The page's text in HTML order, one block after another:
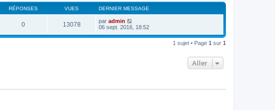
RÉPONSES VUES DERNIER MESSAGE
0 13078 par admin
06 sept. 2016, 18:52
1 sujet • Page 1 sur 1
Aller